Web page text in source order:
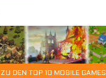
ZU DEN TOP 10 MOBILE GAMES